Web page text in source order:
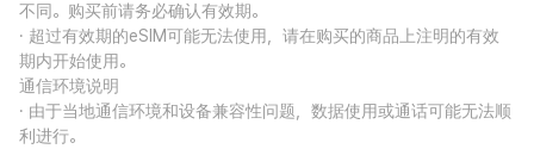
不同。购买前请务必确认有效期。
· 超过有效期的eSIM可能无法使用，请在购买的商品上注明的有效
期内开始使用。
通信环境说明
· 由于当地通信环境和设备兼容性问题，数据使用或通话可能无法顺
利进行。